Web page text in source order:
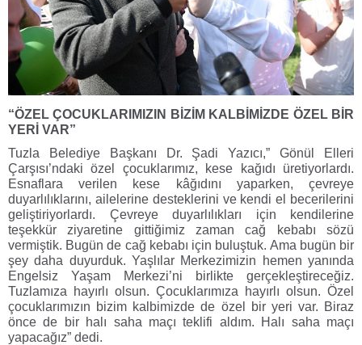
“ÖZEL ÇOCUKLARIMIZIN BİZİM KALBİMİZDE ÖZEL BİR
YERİ VAR”
Tuzla Belediye Başkanı Dr. Şadi Yazıcı,” Gönül Elleri
Çarşısı’ndaki özel çocuklarımız, kese kağıdı üretiyorlardı.
Esnaflara verilen kese kâğıdını yaparken, çevreye
duyarlılıklarını, ailelerine desteklerini ve kendi el becerilerini
geliştiriyorlardı. Çevreye duyarlılıkları için kendilerine
teşekkür ziyaretine gittiğimiz zaman cağ kebabı sözü
vermiştik. Bugün de cağ kebabı için buluştuk. Ama bugün bir
şey daha duyurduk. Yaşlılar Merkezimizin hemen yanında
Engelsiz Yaşam Merkezi’ni birlikte gerçekleştireceğiz.
Tuzlamıza hayırlı olsun. Çocuklarımıza hayırlı olsun. Özel
çocuklarımızın bizim kalbimizde de özel bir yeri var. Biraz
önce de bir halı saha maçı teklifi aldım. Halı saha maçı
yapacağız” dedi.